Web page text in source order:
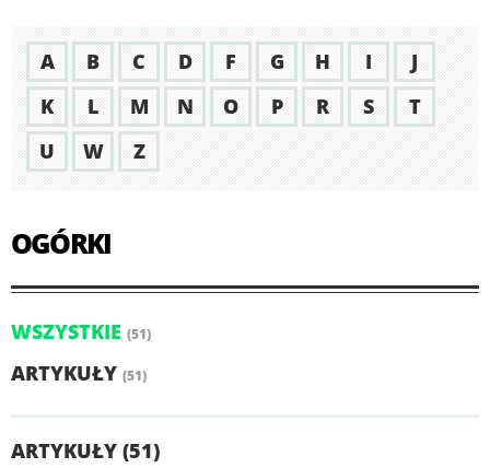
A B C D F G H I
J
K
L M N O P R S
T
U
W Z
OGÓRKI
WSZYSTKIE (51)
ARTYKUŁY (51)
ARTYKUŁY (51)